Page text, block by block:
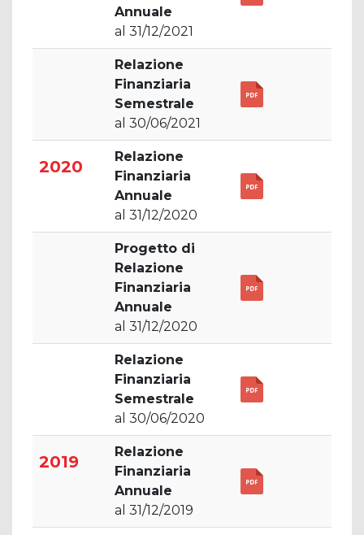
Annuale
al 31/12/2021
Relazione
Finanziaria
Semestrale
al 30/06/2021
2020
Relazione
Finanziaria
Annuale
al 31/12/2020
Progetto di
Relazione
Finanziaria
Annuale
al 31/12/2020
Relazione
Finanziaria
Semestrale
al 30/06/2020
2019
Relazione
Finanziaria
Annuale
al 31/12/2019